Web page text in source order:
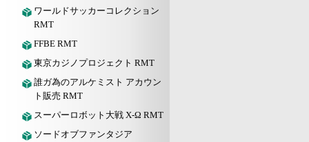
ワールドサッカーコレクション
RMT
FFBE RMT
東京カジノプロジェクト RMT
誰ガ為のアルケミスト アカウン
ト販売 RMT
スーパーロボット大戦 X-Ω RMT
ソードオブファンタジア